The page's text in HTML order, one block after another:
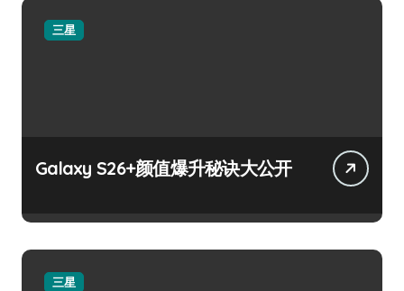
三星
Galaxy S26+颜值爆升秘诀大公开
三星